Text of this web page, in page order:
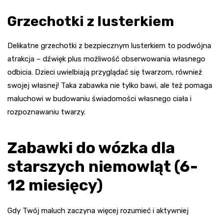
Grzechotki z lusterkiem
Delikatne grzechotki z bezpiecznym lusterkiem to podwójna
atrakcja – dźwięk plus możliwość obserwowania własnego
odbicia. Dzieci uwielbiają przyglądać się twarzom, również
swojej własnej! Taka zabawka nie tylko bawi, ale też pomaga
maluchowi w budowaniu świadomości własnego ciała i
rozpoznawaniu twarzy.
Zabawki do wózka dla
starszych niemowląt (6-
12 miesięcy)
Gdy Twój maluch zaczyna więcej rozumieć i aktywniej